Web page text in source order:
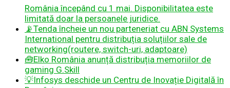
România începând cu 1 mai. Disponibilitatea este
limitată doar la persoanele juridice.
📡Tenda încheie un nou parteneriat cu ABN Systems
International pentru distribuția soluțiilor sale de
networking(routere, switch-uri, adaptoare)
🧰Elko România anunță distribuția memoriilor de
gaming G.Skill
💡Infosys deschide un Centru de Inovație Digitală în